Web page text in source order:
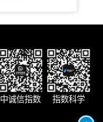
中诚信指数 指数科学